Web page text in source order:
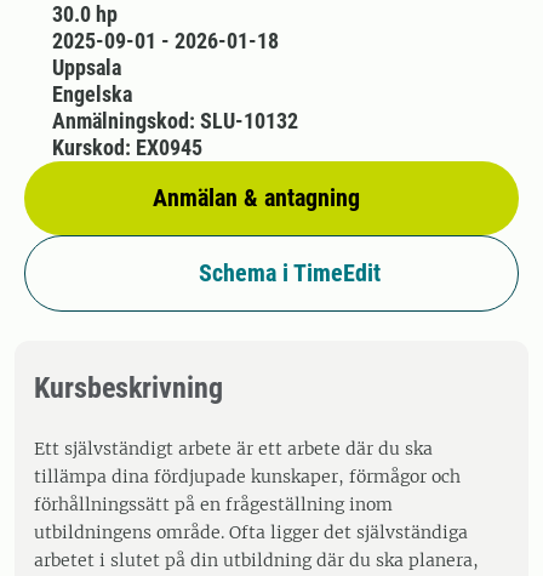
30.0 hp
2025-09-01 - 2026-01-18
Uppsala
Engelska
Anmälan & antagning
Anmälningskod: SLU-10132
Kurskod: EX0945
Schema i TimeEdit
Kursbeskrivning
Ett självständigt arbete är ett arbete där du ska
tillämpa dina fördjupade kunskaper, förmågor och
förhållningssätt på en frågeställning inom
utbildningens område. Ofta ligger det självständiga
arbetet i slutet på din utbildning där du ska planera,